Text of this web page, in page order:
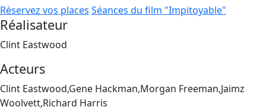
Réservez vos places Séances du film "Impitoyable"
Réalisateur
Clint Eastwood
Acteurs
Clint Eastwood,Gene Hackman,Morgan Freeman,Jaimz
Woolvett,Richard Harris